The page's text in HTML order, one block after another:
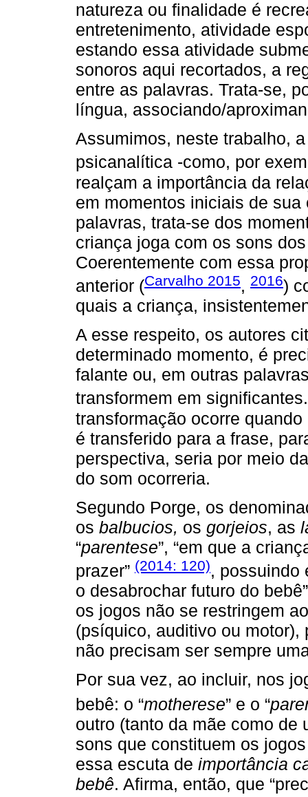
natureza ou finalidade é
entretenimento, atividade
estando essa atividade
sonoros aqui recortados, a
entre as palavras. Trata-se,
língua, associando/
Assumimos, neste trabalho,
psicanalítica -como, por
realçam a importância da
em momentos iniciais de
palavras, trata-se dos
criança joga com os sons
Coerentemente com essa
anterior (Carvalho 2015, 2016)
quais a criança,
A esse respeito, os autores
determinado momento, é
falante ou, em outras
transformem em
transformação ocorre
é transferido para a frase,
perspectiva, seria por meio
do som ocorreria.
Segundo Porge, os
os balbucios, os gorjeios, as
“parentese”, “em que a
prazer” (2014: 120), possuindo
o desabrochar futuro do
os jogos não se restringem
(psíquico, auditivo ou motor),
não precisam ser sempre
Por sua vez, ao incluir, nos
bebê: o “motherese” e o “
outro (tanto da mãe como de
sons que constituem os
essa escuta de importância
bebê. Afirma, então, que